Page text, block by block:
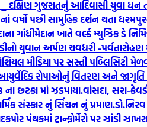
દક્ષિણ ગુજરાતનું આદિવાસી યુવા ધન
પછી સામુહિક દર્શન થતા
ગાંધીમેદાન ખાતે વર્લ્ડ મ્યુઝિક ડે
યુવાન અર્પણ ચવધરી -
મીડિયા પર સસ્તી પબ્લિસિટી
આયુર્વેદિક રોપાઓનું વિતરણ અને
છટકા માં ઝડપાયા.વાંસદા, સરા-
સંસ્કાર નું સિંચન નું પ્રમાણ.
પંથકમાં ટ્રાન્ફોર્મેરો પર ઝાંડી